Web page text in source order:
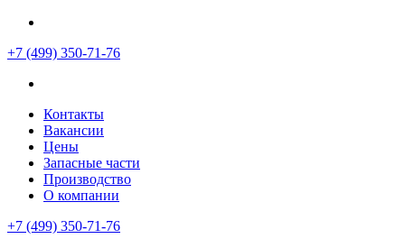
+7 (499) 350-71-76
Контакты
Вакансии
Цены
Запасные части
Производство
О компании
+7 (499) 350-71-76